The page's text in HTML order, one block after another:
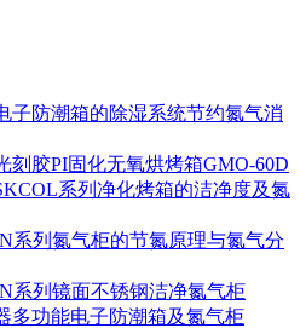
子防潮箱的除湿系统节约氮气消
刻胶PI固化无氧烘烤箱GMO-60D
系列净化烤箱的洁净度及氮
系列氮气柜的节氮原理与氮气分
系列镜面不锈钢洁净氮气柜
多功能电子防潮箱及氮气柜